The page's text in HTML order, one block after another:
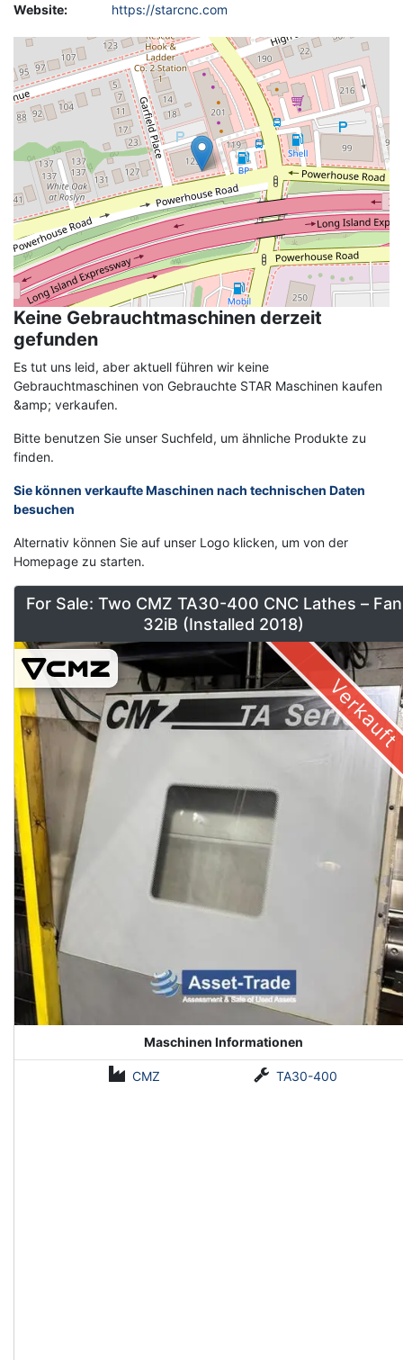
Website: https://starcnc.com
Geolocation
Keine Gebrauchtmaschinen derzeit
gefunden
Es tut uns leid, aber aktuell führen wir keine
Gebrauchtmaschinen von Gebrauchte STAR Maschinen kaufen
&amp; verkaufen.
Bitte benutzen Sie unser Suchfeld, um ähnliche Produkte zu
finden.
Sie können verkaufte Maschinen nach technischen Daten
besuchen
Alternativ können Sie auf unser Logo klicken, um von der
Homepage zu starten.
For Sale: Two CMZ TA30-400 CNC Lathes –
32iB (Installed 2018)
Verkauft
Maschinen Informationen
CMZ TA30-400